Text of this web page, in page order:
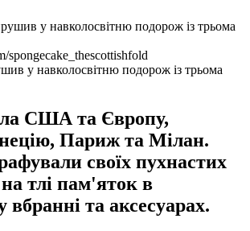
spongecake_thescottishfold
у навколосвітню подорож із трьома
США та Європу,
Париж та Мілан.
своїх пухнастих
тлі пам'яток в
вбранні та аксесуарах.